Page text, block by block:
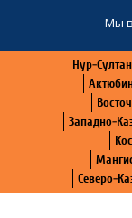
Мы в
Нур-Султан
Западно-
Северо-